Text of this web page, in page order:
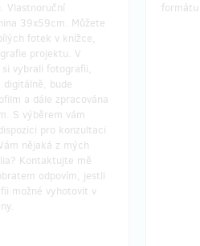
Vlastnoruční
39x59cm. Můžete
fotek v knížce,
projektu. V
vybrali fotografii,
bude
a dále zpracována
S výběrem vám
pro konzultaci
nějaká z mých
Kontaktujte mě
odpovím, jestli
možné vyhotovit v